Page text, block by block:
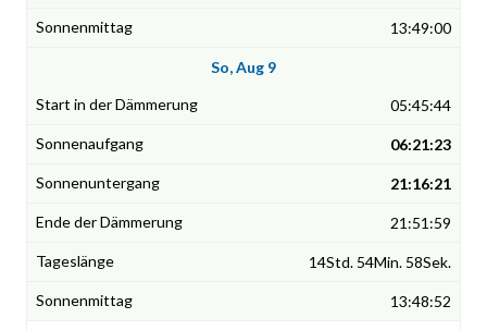
13:49:00
So, Aug 9
05:45:44
06:21:23
21:16:21
21:51:59
14Std. 54Min. 58Sek.
13:48:52